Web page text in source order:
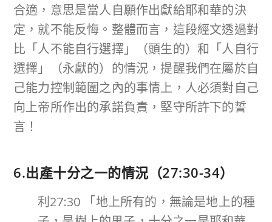
合適，意思是當人自願作出獻給耶和華的決
定，就不能反悔。整體而言，這段經文透過對
比「人不能自行選擇」（頭生的）和「人自行
選擇」（永獻的）的情況，提醒我們在屬於自
己能力控制範圍之內的事情上，人必須對自己
向上帝所作出的承諾負責，堅守所許下的誓
言！
6.出產十分之一的情況（27:30-34）
利27:30 「地上所有的，無論是地上的種